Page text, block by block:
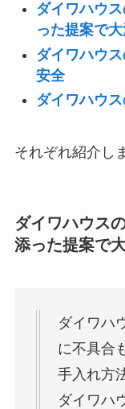
ダイワハウ
った提案で
ダイワハウ
安全
ダイワハウ
それぞれ紹介し
ダイワハウス
添った提案で
ダイワハ
に不具合
手入れ方
ダイワハ